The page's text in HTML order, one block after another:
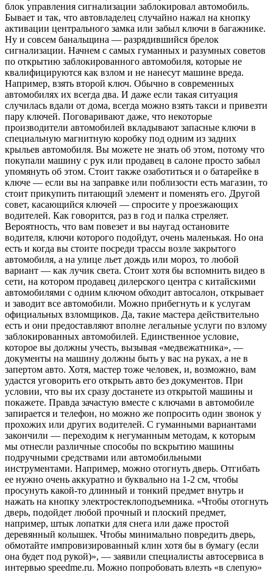
блок управления сигнализации заблокировал автомобиль.
Бывает и так, что автовладелец случайно нажал на кнопку
активации центрального замка или забыл ключи в багажнике.
Ну и совсем банальщина — разрядившийся брелок
сигнализации. Начнем с самых гуманных и разумных советов
по открытию заблокированного автомобиля, которые не
квалифицируются как взлом и не нанесут машине вреда.
Например, взять второй ключ. Обычно в современных
автомобилях их всегда два. И даже если такая ситуация
случилась вдали от дома, всегда можно взять такси и привезти
пару ключей. Поговаривают даже, что некоторые
производители автомобилей вкладывают запасные ключи в
специальную магнитную коробку под одним из задних
крыльев автомобиля. Вы можете не знать об этом, потому что
покупали машину с рук или продавец в салоне просто забыл
упомянуть об этом. Стоит также озаботиться и о батарейке в
ключе — если вы на заправке или поблизости есть магазин, то
стоит прикупить питающий элемент и поменять его. Другой
совет, касающийся ключей — спросите у проезжающих
водителей. Как говорится, раз в год и палка стреляет.
Вероятность, что вам повезет и вы наугад остановите
водителя, ключи которого подойдут, очень маленькая. Но она
есть и когда вы стоите посреди трассы возле закрытого
автомобиля, а на улице льет дождь или мороз, то любой
вариант — как лучик света. Стоит хотя бы вспомнить видео в
сети, на котором продавец дилерского центра с китайскими
автомобилями с одним ключом обходит автосалон, открывает
и заводит все автомобили. Можно прибегнуть и к услугам
официальных взломщиков. Да, такие мастера действительно
есть и они предоставляют вполне легальные услуги по взлому
заблокированных автомобилей. Единственное условие,
которое вы должны учесть, вызывая «медвежатника», —
документы на машину должны быть у вас на руках, а не в
запертом авто. Хотя, мастер тоже человек, и, возможно, вам
удастся уговорить его открыть авто без документов. При
условии, что вы их сразу достанете из открытой машины и
покажете. Правда зачастую вместе с ключами в автомобиле
запирается и телефон, но можно же попросить один звонок у
прохожих или других водителей. С гуманными вариантами
закончили — переходим к негуманным методам, к которым
мы отнесли различные способы по вскрытию машины
подручными средствами или автомобильными
инструментами. Например, можно отогнуть дверь. Отгибать
ее нужно очень аккуратно и буквально на 1-2 см, чтобы
просунуть какой-то длинный и тонкий предмет внутрь и
нажать на кнопку электростеклоподъемника. «Чтобы отогнуть
дверь, подойдет любой прочный и плоский предмет,
например, штык лопатки для снега или даже простой
деревянный колышек. Чтобы минимально повредить дверь,
обмотайте импровизированный клин хотя бы в бумагу (если
она будет под рукой)», — заявили специалисты автосервиса в
интервью speedme.ru. Можно попробовать влезть «в слепую»